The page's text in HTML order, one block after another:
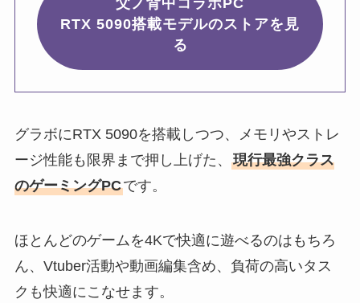
父ノ背中コラボPC
RTX 5090搭載モデルのストアを見
る
グラボにRTX 5090を搭載しつつ、メモリやストレ
ージ性能も限界まで押し上げた、 現行最強クラス
のゲーミングPCです。
ほとんどのゲームを4Kで快適に遊べるのはもちろ
ん、Vtuber活動や動画編集含め、負荷の高いタス
クも快適にこなせます。